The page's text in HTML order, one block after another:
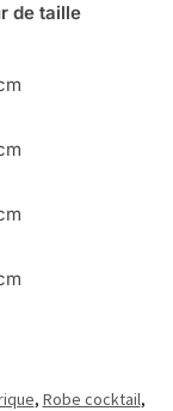
de taille
, Robe cocktail,